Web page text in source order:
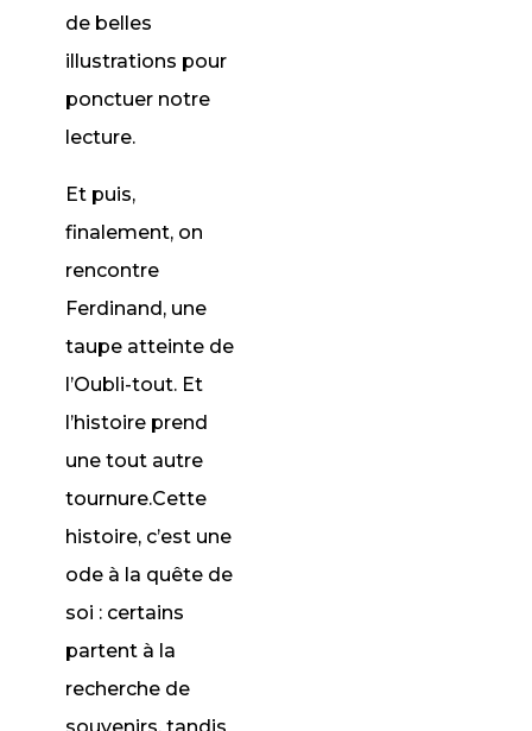
de belles
illustrations pour
ponctuer notre
lecture.
Et puis,
finalement, on
rencontre
Ferdinand, une
taupe atteinte de
l’Oubli-tout. Et
l’histoire prend
une tout autre
tournure.Cette
histoire, c’est une
ode à la quête de
soi : certains
partent à la
recherche de